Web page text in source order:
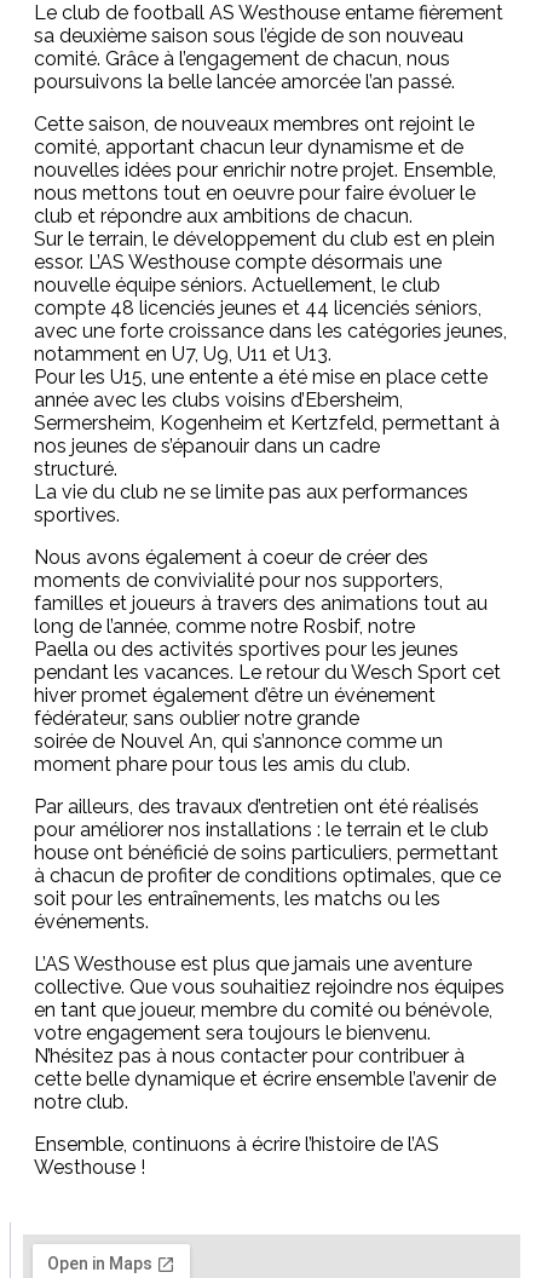
Le club de football AS Westhouse entame fièrement
sa deuxième saison sous l’égide de son nouveau
comité. Grâce à l’engagement de chacun, nous
poursuivons la belle lancée amorcée l’an passé.
Cette saison, de nouveaux membres ont rejoint le
comité, apportant chacun leur dynamisme et de
nouvelles idées pour enrichir notre projet. Ensemble,
nous mettons tout en oeuvre pour faire évoluer le
club et répondre aux ambitions de chacun.
Sur le terrain, le développement du club est en plein
essor. L’AS Westhouse compte désormais une
nouvelle équipe séniors. Actuellement, le club
compte 48 licenciés jeunes et 44 licenciés séniors,
avec une forte croissance dans les catégories jeunes,
notamment en U7, U9, U11 et U13.
Pour les U15, une entente a été mise en place cette
année avec les clubs voisins d’Ebersheim,
Sermersheim, Kogenheim et Kertzfeld, permettant à
nos jeunes de s’épanouir dans un cadre
structuré.
La vie du club ne se limite pas aux performances
sportives.
Nous avons également à coeur de créer des
moments de convivialité pour nos supporters,
familles et joueurs à travers des animations tout au
long de l’année, comme notre Rosbif, notre
Paella ou des activités sportives pour les jeunes
pendant les vacances. Le retour du Wesch Sport cet
hiver promet également d’être un événement
fédérateur, sans oublier notre grande
soirée de Nouvel An, qui s’annonce comme un
moment phare pour tous les amis du club.
Par ailleurs, des travaux d’entretien ont été réalisés
pour améliorer nos installations : le terrain et le club
house ont bénéficié de soins particuliers, permettant
à chacun de profiter de conditions optimales, que ce
soit pour les entraînements, les matchs ou les
événements.
L’AS Westhouse est plus que jamais une aventure
collective. Que vous souhaitiez rejoindre nos équipes
en tant que joueur, membre du comité ou bénévole,
votre engagement sera toujours le bienvenu.
N’hésitez pas à nous contacter pour contribuer à
cette belle dynamique et écrire ensemble l’avenir de
notre club.
Ensemble, continuons à écrire l’histoire de l’AS
Westhouse !